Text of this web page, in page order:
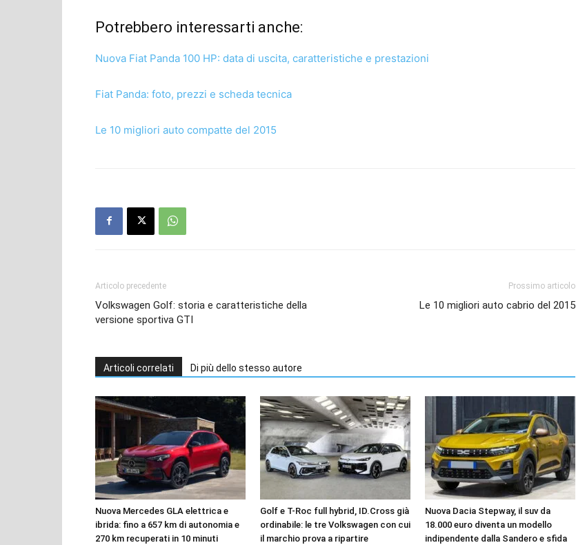
Potrebbero interessarti anche:
Nuova Fiat Panda 100 HP: data di uscita, caratteristiche e prestazioni
Fiat Panda: foto, prezzi e scheda tecnica
Le 10 migliori auto compatte del 2015
Articolo precedente
Volkswagen Golf: storia e caratteristiche della
versione sportiva GTI
Prossimo articolo
Le 10 migliori auto cabrio del 2015
Articoli correlati Di più dello stesso autore
Nuova Mercedes GLA elettrica e
ibrida: fino a 657 km di autonomia e
270 km recuperati in 10 minuti
Golf e T-Roc full hybrid, ID.Cross già
ordinabile: le tre Volkswagen con cui
il marchio prova a ripartire
Nuova Dacia Stepway, il suv da
18.000 euro diventa un modello
indipendente dalla Sandero e sfida